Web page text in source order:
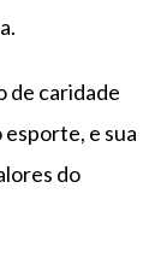
de caridade
e sua
do